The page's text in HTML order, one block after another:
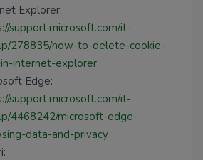
Explorer:
support.microsoft.com/it-
278835/how-to-delete-cookie-
internet-explorer
Edge:
support.microsoft.com/it-
4468242/microsoft-edge-
data-and-privacy